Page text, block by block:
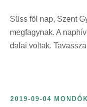
Süss föl nap, Szent
megfagynak. A
dalai voltak.
2019-09-04